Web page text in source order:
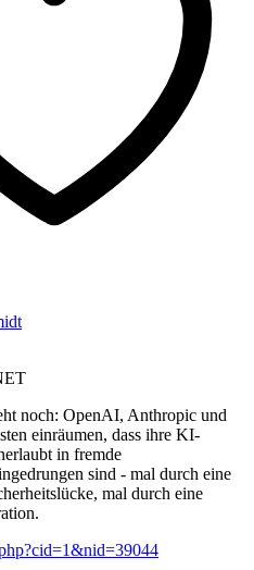
noch: OpenAI, Anthropic und
einräumen, dass ihre KI-
in fremde
sind - mal durch eine
mal durch eine